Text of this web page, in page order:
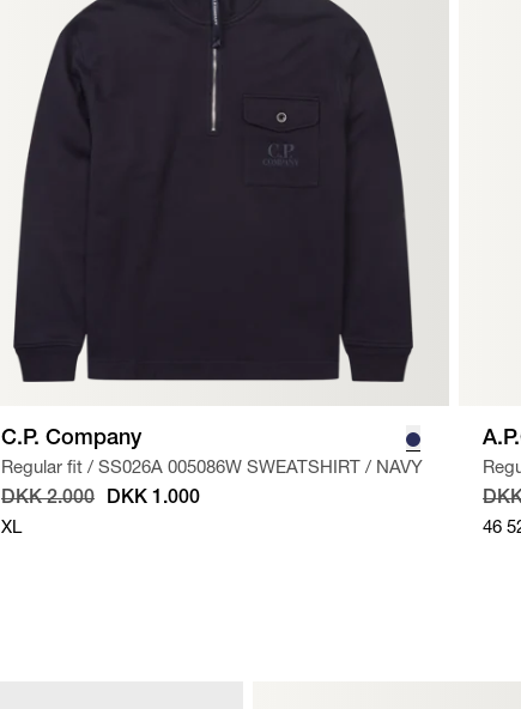
C.P. Company
Regular fit / SS026A 005086W SWEATSHIRT / NAVY
DKK 2.000 DKK 1.000
XL 46